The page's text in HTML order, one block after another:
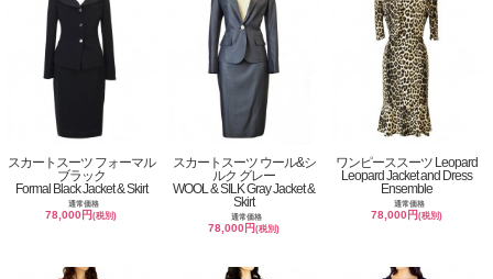
スカートスーツ フォーマル
ブラック
Formal Black Jacket & Skirt
通常価格
78,000円(税別)
スカートスーツ ウール&シ
ルク グレー
WOOL & SILK Gray Jacket &
Skirt
通常価格
78,000円(税別)
ワンピーススーツ Leopard
Leopard Jacket and Dress
Ensemble
通常価格
78,000円(税別)